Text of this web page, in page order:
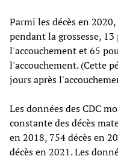
Parmi les décès en
pendant la grossesse,
l'accouchement et 65
l'accouchement. (Cette
jours après
Les données des CDC
constante des décès
en 2018, 754 décès en
décès en 2021. Les